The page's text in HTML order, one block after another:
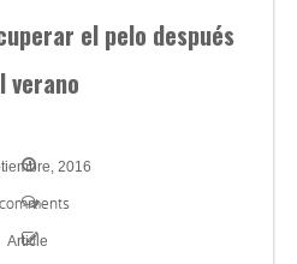
el pelo después
verano
2016
Article